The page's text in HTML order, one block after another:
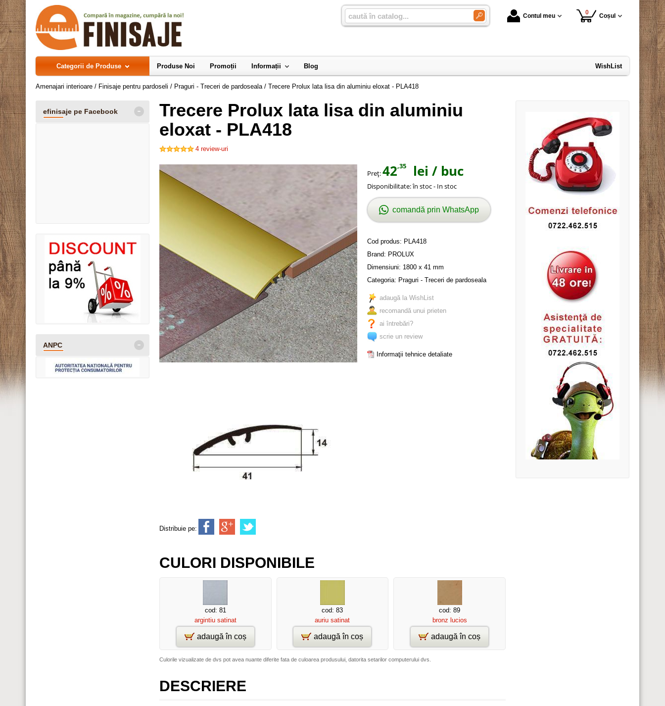
Contul meu 0 Coșul
Categorii de Produse Produse Noi Promoții Informații Blog WishList
Amenajari interioare / Finisaje pentru pardoseli / Praguri - Treceri de pardoseala/ Trecere Prolux lata lisa din aluminiu eloxat - PLA418
Trecere Prolux lata lisa din aluminiu
eloxat - PLA418
4 review-uri
Preţ:42,35 lei / buc
Disponibilitate:în stoc - In stoc
comandă prin WhatsApp
Cod produs: PLA418
Brand: PROLUX
Dimensiuni: 1800 x 41 mm
Categoria: Praguri - Treceri de pardoseala
adaugă la WishList
recomandă unui prieten
ai întrebări?
scrie un review
Informaţii tehnice detaliate
Distribuie pe:
CULORI DISPONIBILE
cod: 81
argintiu satinat
adaugă în coș
cod: 83
auriu satinat
adaugă în coș
cod: 89
bronz lucios
adaugă în coș
Culorile vizualizate de dvs pot avea nuante diferite fata de culoarea produsului, datorita setarilor computerului dvs.
DESCRIERE
efinisaje pe Facebook -
ANPC -